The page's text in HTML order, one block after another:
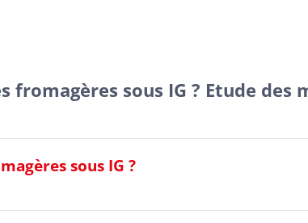
sous IG ? Etude des
sous IG ?